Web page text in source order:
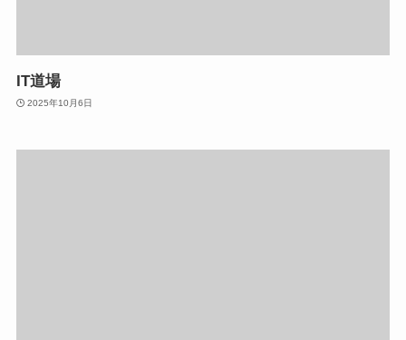
IT道場
2025年10月6日